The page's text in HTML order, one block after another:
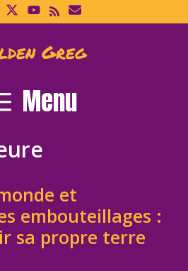
Greg
Menu
et
embouteillages :
sa propre terre